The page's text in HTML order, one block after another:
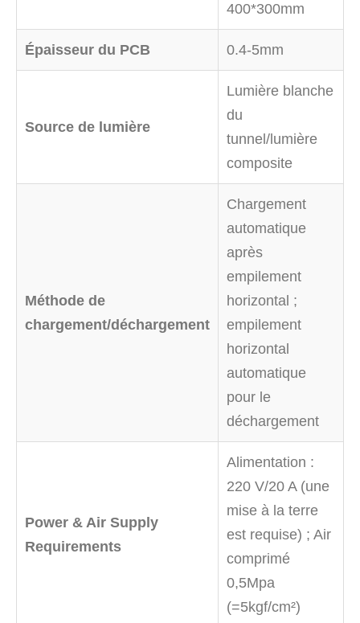
400*300mm
Épaisseur du PCB 0.4-5mm
Source de lumière
Lumière blanche
du
tunnel/lumière
composite
Méthode de
chargement/déchargement
Chargement
automatique
après
empilement
horizontal ;
empilement
horizontal
automatique
pour le
déchargement
Power & Air Supply
Requirements
Alimentation :
220 V/20 A (une
mise à la terre
est requise) ; Air
comprimé
0,5Mpa
(=5kgf/cm²)